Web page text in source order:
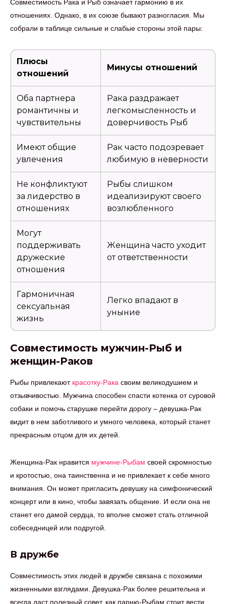
Совместимость Рака и Рыб означает гармонию в их
отношениях. Однако, в их союзе бывают разногласия. Мы
собрали в таблице сильные и слабые стороны этой пары:
Плюсы
отношений
Минусы отношений
Оба партнера
романтичны и
чувствительны
Рака раздражает
легкомысленность и
доверчивость Рыб
Имеют общие
увлечения
Рак часто подозревает
любимую в неверности
Не конфликтуют
за лидерство в
отношениях
Рыбы слишком
идеализируют своего
возлюбленного
Могут
поддерживать
дружеские
отношения
Женщина часто уходит
от ответственности
Гармоничная
сексуальная
жизнь
Легко впадают в
уныние
Совместимость мужчин-Рыб и
женщин-Раков
Рыбы привлекают красотку-Рака своим великодушием и
отзывчивостью. Мужчина способен спасти котенка от суровой
собаки и помочь старушке перейти дорогу – девушка-Рак
видит в нем заботливого и умного человека, который станет
прекрасным отцом для их детей.
Женщина-Рак нравится мужчине-Рыбам своей скромностью
и кротостью, она таинственна и не привлекает к себе много
внимания. Он может пригласить девушку на симфонический
концерт или в кино, чтобы завязать общение. И если она не
станет его дамой сердца, то вполне сможет стать отличной
собеседницей или подругой.
В дружбе
Совместимость этих людей в дружбе связана с похожими
жизненными взглядами. Девушка-Рак более решительна и
всегда даст полезный совет, как парню-Рыбам стоит вести